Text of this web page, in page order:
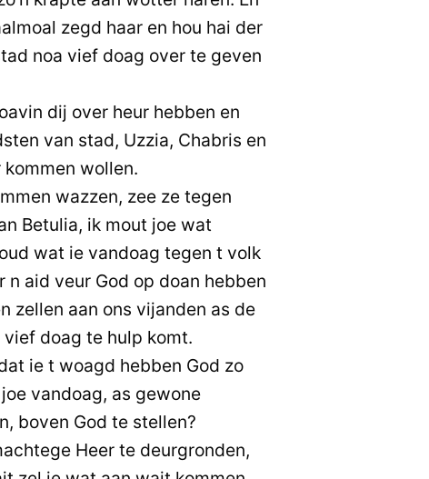
zegd haar en hou hai der
noa vief doag over te geven
dij over heur hebben en
van stad, Uzzia, Chabris en
wollen.
wazzen, zee ze tegen
Betulia, ik mout joe wat
wat ie vandoag tegen t volk
n aid veur God op doan hebben
zellen aan ons vijanden as de
doag te hulp komt.
ie t woagd hebben God zo
vandoag, as gewone
boven God te stellen?
Heer te deurgronden,